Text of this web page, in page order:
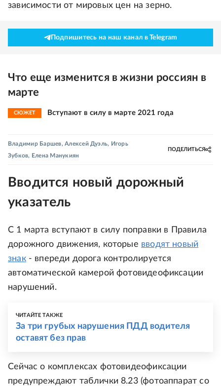
зависимости от мировых цен на зерно.
Подпишитесь на наш канал в Telegram
Что еще изменится в жизни россиян в
марте
СЮЖЕТ Вступают в силу в марте 2021 года
Владимир Баршев,Алексей Дуэль, Игорь
Зубков, Елена Манукиян
ПОДЕЛИТЬСЯ
Вводится новый дорожный
указатель
С 1 марта вступают в силу поправки в Правила
дорожного движения, которые вводят новый
знак- впереди дорога контролируется
автоматической камерой фотовидеофиксации
нарушений.
ЧИТАЙТЕ ТАКЖЕ
За три грубых нарушения ПДД водителя
оставят без прав
Сейчас о комплексах фотовидеофиксации
предупреждают таблички 8.23 (фотоаппарат со